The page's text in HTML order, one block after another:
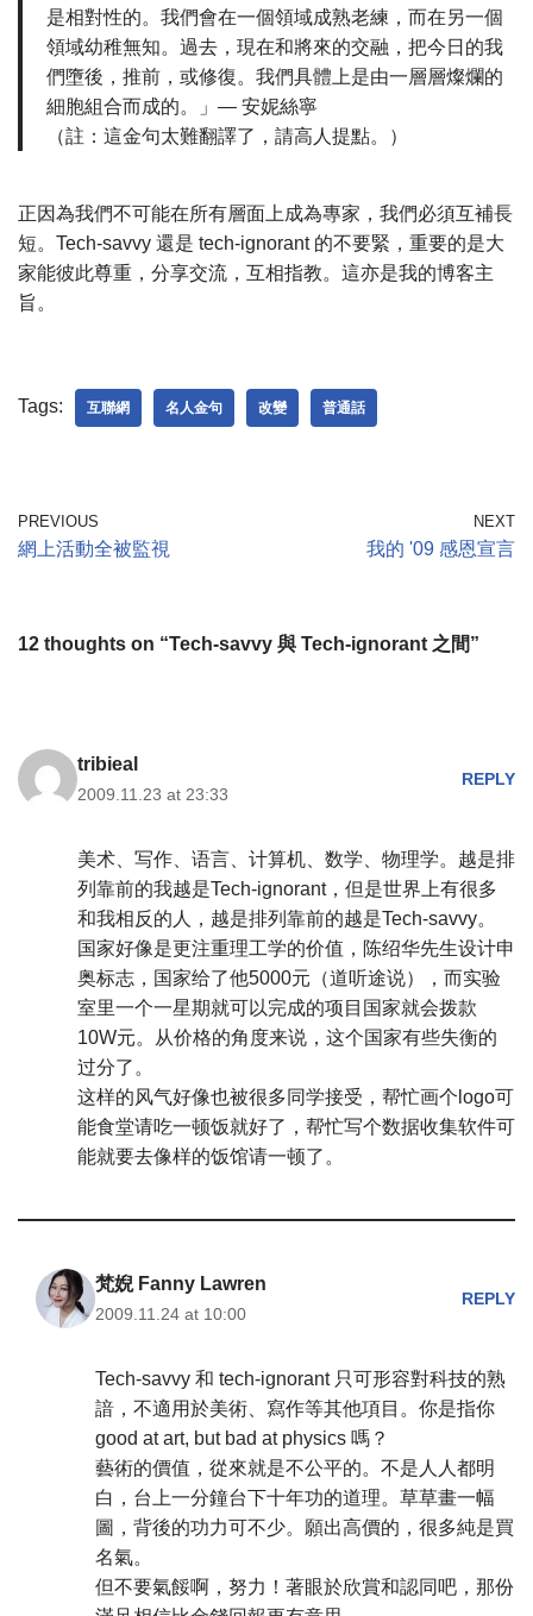
是相對性的。我們會在一個領域成熟老練，而在另一個
領域幼稚無知。過去，現在和將來的交融，把今日的我
們墮後，推前，或修復。我們具體上是由一層層燦爛的
細胞組合而成的。」— 安妮絲寧
（註：這金句太難翻譯了，請高人提點。）
正因為我們不可能在所有層面上成為專家，我們必須互補長
短。Tech-savvy 還是 tech-ignorant 的不要緊，重要的是大
家能彼此尊重，分享交流，互相指教。這亦是我的博客主
旨。
Tags: 互聯網 名人金句 改變 普通話
PREVIOUS
網上活動全被監視
NEXT
我的 '09 感恩宣言
12 thoughts on “Tech-savvy 與 Tech-ignorant 之間”
tribieal
2009.11.23 at 23:33
REPLY
美术、写作、语言、计算机、数学、物理学。越是排
列靠前的我越是Tech-ignorant，但是世界上有很多
和我相反的人，越是排列靠前的越是Tech-savvy。
国家好像是更注重理工学的价值，陈绍华先生设计申
奥标志，国家给了他5000元（道听途说），而实验
室里一个一星期就可以完成的项目国家就会拨款
10W元。从价格的角度来说，这个国家有些失衡的
过分了。
这样的风气好像也被很多同学接受，帮忙画个logo可
能食堂请吃一顿饭就好了，帮忙写个数据收集软件可
能就要去像样的饭馆请一顿了。
梵婗 Fanny Lawren
2009.11.24 at 10:00
REPLY
Tech-savvy 和 tech-ignorant 只可形容對科技的熟
諳，不適用於美術、寫作等其他項目。你是指你
good at art, but bad at physics 嗎？
藝術的價值，從來就是不公平的。不是人人都明
白，台上一分鐘台下十年功的道理。草草畫一幅
圖，背後的功力可不少。願出高價的，很多純是買
名氣。
但不要氣餒啊，努力！著眼於欣賞和認同吧，那份